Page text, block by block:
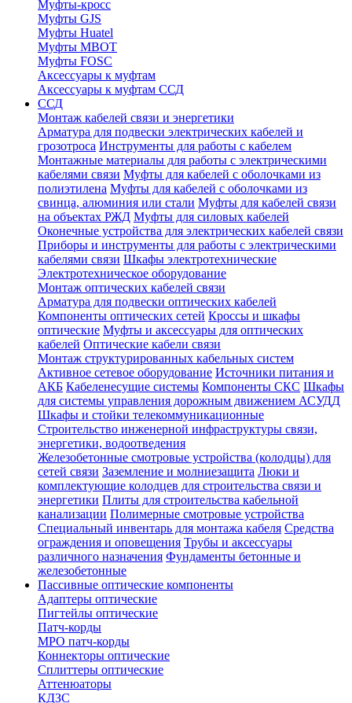
Муфты-кросс
Муфты GJS
Муфты Huatel
Муфты МВОТ
Муфты FOSC
Аксессуары к муфтам
Аксессуары к муфтам ССД
ССД
Монтаж кабелей связи и энергетики
Арматура для подвески электрических кабелей и
грозотроса Инструменты для работы с кабелем
Монтажные материалы для работы с электрическими
кабелями связи Муфты для кабелей с оболочками из
полиэтилена Муфты для кабелей с оболочками из
свинца, алюминия или стали Муфты для кабелей связи
на объектах РЖД Муфты для силовых кабелей
Оконечные устройства для электрических кабелей связи
Приборы и инструменты для работы с электрическими
кабелями связи Шкафы электротехнические
Электротехническое оборудование
Монтаж оптических кабелей связи
Арматура для подвески оптических кабелей
Компоненты оптических сетей Кроссы и шкафы
оптические Муфты и аксессуары для оптических
кабелей Оптические кабели связи
Монтаж структурированных кабельных систем
Активное сетевое оборудование Источники питания и
АКБ Кабеленесущие системы Компоненты СКС Шкафы
для системы управления дорожным движением АСУДД
Шкафы и стойки телекоммуникационные
Строительство инженерной инфраструктуры связи,
энергетики, водоотведения
Железобетонные смотровые устройства (колодцы) для
сетей связи Заземление и молниезащита Люки и
комплектующие колодцев для строительства связи и
энергетики Плиты для строительства кабельной
канализации Полимерные смотровые устройства
Специальный инвентарь для монтажа кабеля Средства
ограждения и оповещения Трубы и аксессуары
различного назначения Фундаменты бетонные и
железобетонные
Пассивные оптические компоненты
Адаптеры оптические
Пигтейлы оптические
Патч-корды
MPO патч-корды
Коннекторы оптические
Сплиттеры оптические
Аттенюаторы
КДЗС